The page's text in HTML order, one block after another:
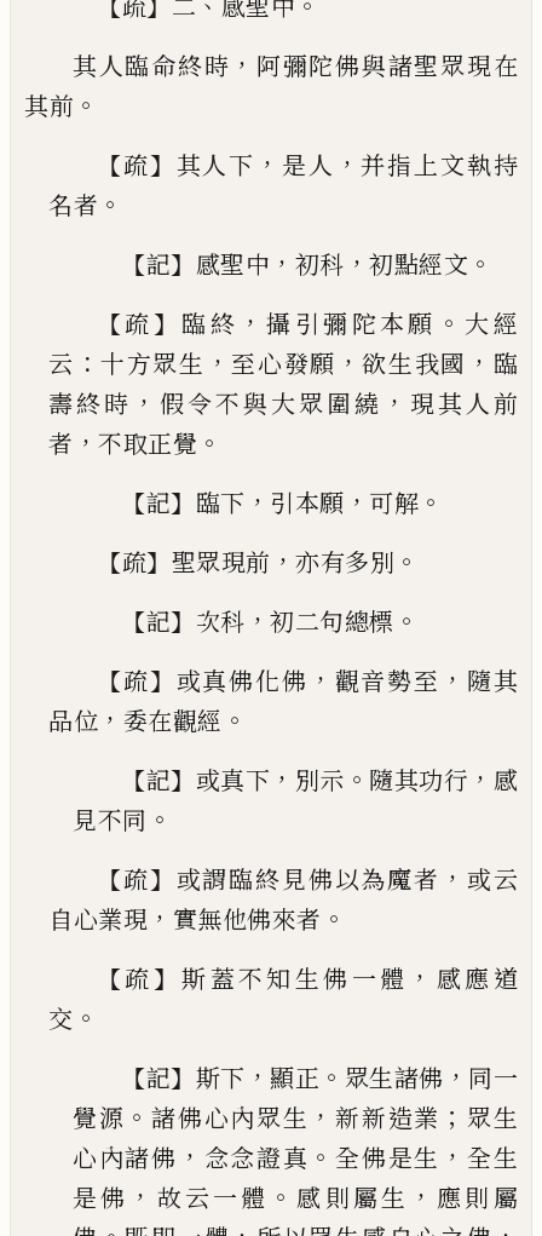
疏 二 感聖中
其人臨命終時 ， 阿彌陀佛與諸聖眾現在
其前 。
【疏】 其人下 ， 是人 ， 并指上文執持
名者 。
【記】 感聖中 ， 初科 ， 初點經文 。
【疏】 臨終 ，攝引彌陀本願 。 大經
云 ：十方眾生 ， 至心發願 ，欲生我國 ， 臨
壽終時 ， 假令不與大眾圍繞 ， 現其 人前
者 ， 不取正覺 。
【記】 臨下 ， 引本願 ， 可解 。
【疏】 聖眾現前 ， 亦有多別 。
【記】 次科 ， 初二句總標 。
【疏】 或真佛化佛 ， 觀音勢至 ， 隨其
品位 ， 委在觀經 。
【記】 或真下 ， 別示 。 隨其功行 ， 感
見不同 。
【疏】 或謂臨終見佛以為魔者 ， 或云
自心業現 ， 實無他佛來者 。
【疏】斯蓋不知生佛一體 ， 感應道
交 。
【記】 斯下 ， 顯正 。 眾生諸佛 ， 同一
覺源 。諸佛心內眾生 ，新新造業 ； 眾生
心內諸佛 ， 念念證真 。全佛是生 ， 全生
是佛 ， 故云一體 。 感則屬生 ， 應則屬